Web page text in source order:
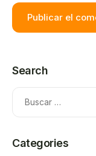
Search
Categories